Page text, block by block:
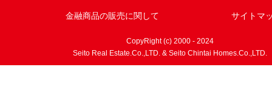
金融商品の販売に関して サイトマ
CopyRight (c) 2000 - 2024
Seito Real Estate.Co.,LTD. & Seito Chintai Homes.Co.,LTD.